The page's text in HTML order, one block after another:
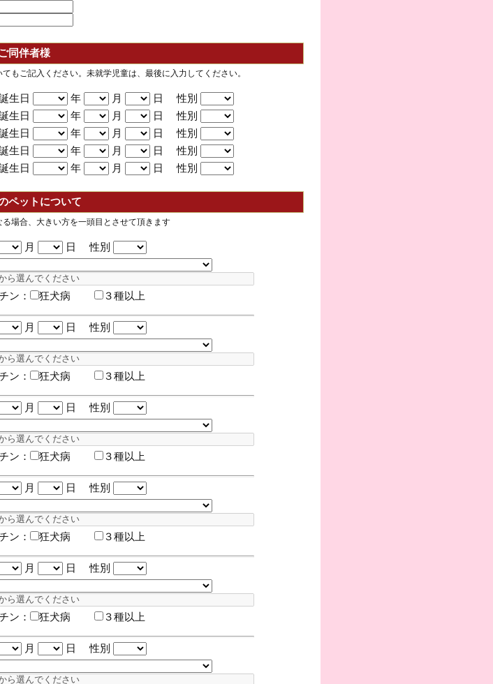
同伴者様
もご記入ください。未就学児童は、最後に入力してください。
生日 年 月
日 性別
生日 年 月
日 性別
生日 年 月
日 性別
生日 年 月
日 性別
生日 年 月 日 性別
ペットについて
場合、大きい方を一頭目とさせて頂きます
月
日 性別
ン： 狂犬病 ３種以上
月
日 性別
ン： 狂犬病 ３種以上
月
日 性別
ン： 狂犬病 ３種以上
月
日 性別
ン： 狂犬病 ３種以上
月
日 性別
ン： 狂犬病 ３種以上
月
日 性別